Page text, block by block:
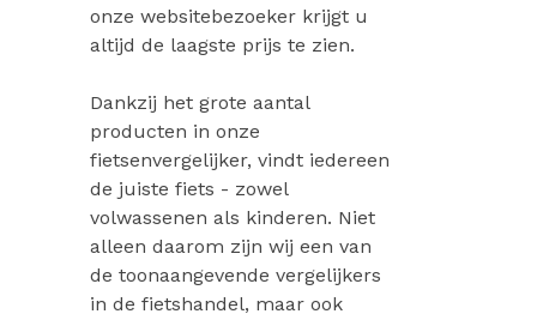
onze websitebezoeker krijgt u
altijd de laagste prijs te zien.
Dankzij het grote aantal
producten in onze
fietsenvergelijker, vindt iedereen
de juiste fiets - zowel
volwassenen als kinderen. Niet
alleen daarom zijn wij een van
de toonaangevende vergelijkers
in de fietshandel, maar ook